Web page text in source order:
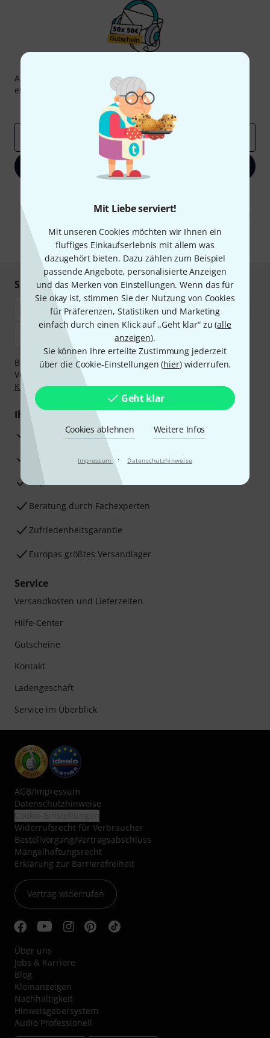
Mit Liebe serviert!
Mit unseren Cookies möchten wir Ihnen ein
fluffiges Einkaufserlebnis mit allem was
dazugehört bieten. Dazu zählen zum Beispiel
passende Angebote, personalisierte Anzeigen
und das Merken von Einstellungen. Wenn das für
Sie okay ist, stimmen Sie der Nutzung von Cookies
für Präferenzen, Statistiken und Marketing
einfach durch einen Klick auf „Geht klar“ zu (alle
anzeigen).
Sie können Ihre erteilte Zustimmung jederzeit
über die Cookie-Einstellungen (hier) widerrufen.
Geht klar
Cookies ablehnen Weitere Infos
Impressum · Datenschutzhinweise
Abonniere den Thomann Newsletter und gewinne mit
etwas Glück einen von
50 Gutscheinen
Inspirierende Beiträge
Deals
Jetzt anmelden
Werbung und einer Messung des E-Mail-Nutzungsverhaltens zu. Die
Abmeldung ist jederzeit möglich. Weitere Informationen finden Sie in
* Pflichtfeld
Sicher einkaufen & bezahlen
Bezahlen Sie vertraulich und sicher per Nachnahme,
Vorkasse, PayPal, Amazon Pay,
Klarna Ratenzahlungoder Kreditkarte.
Ihre Vorteile
3 Jahre Thomann Garantie
30 Tage Money-Back-Garantie
Beratung durch Fachexperten
Zufriedenheitsgarantie
Europas größtes Versandlager
Service
Versandkosten und Lieferzeiten
Hilfe-Center
Gutscheine
Kontakt
Ladengeschäft
Service im Überblick
AGB/Impressum
Datenschutzhinweise
Widerrufsrecht für Verbraucher
Bestellvorgang/Vertragsabschluss
Mängelhaftungsrecht
Erklärung zur Barrierefreiheit
Vertrag widerrufen
Über uns
Jobs & Karriere
Blog
Kleinanzeigen
Nachhaltigkeit
Hinweisgebersystem
Audio Professionell